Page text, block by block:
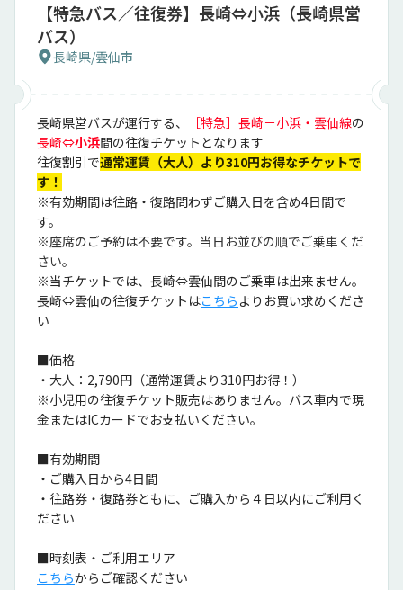
【特急バス／往復券】長崎⇔小浜（長崎県営
バス）
長崎県/雲仙市
長崎県営バスが運行する、 ［特急］長崎－小浜・雲仙線の
長崎⇔小浜間の往復チケットとなります
往復割引で通常運賃（大人）より310円お得なチケットで
す！
※有効期間は往路・復路問わずご購入日を含め4日間で
す。
※座席のご予約は不要です。当日お並びの順でご乗車くだ
さい。
※当チケットでは、長崎⇔雲仙間のご乗車は出来ません。
長崎⇔雲仙の往復チケットはこちら よりお買い求めくださ
い
■価格
・大人：2,790円（通常運賃より310円お得！）
※小児用の往復チケット販売はありません。バス車内で現
金またはICカードでお支払いください。
■有効期間
・ご購入日から4日間
・往路券・復路券ともに、ご購入から４日以内にご利用く
ださい
■時刻表・ご利用エリア
こちらからご確認ください